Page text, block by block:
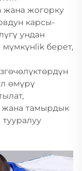
жана жогорку
карсы-
ундан
берет,
өмүрү
жана тамырдык